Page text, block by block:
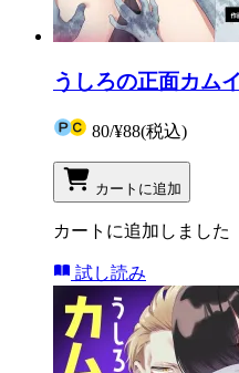
うしろの正面カム
80/¥88(税込)
カートに追加
カートに追加しました
試し読み